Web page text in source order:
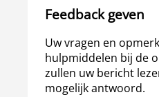
Feedback geven
Uw vragen en
hulpmiddelen bij de
zullen uw bericht
mogelijk antwoord.